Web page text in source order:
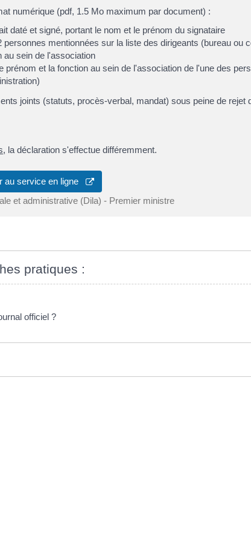
numérique (pdf, 1.5 Mo maximum par document) :
daté et signé, portant le nom et le prénom du signataire
mentionnées sur la liste des dirigeants (bureau ou
au sein de l'association
et la fonction au sein de l'association de l'une des
joints (statuts, procès-verbal, mandat) sous peine de rejet
, la déclaration s'effectue différemment.
au service en ligne
et administrative (Dila) - Premier ministre
pratiques :
officiel ?